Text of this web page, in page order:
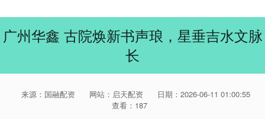
广州华鑫 古院焕新书声琅，星垂吉水文脉
长
来源：国融配资 网站：启天配资
日期：2026-06-11 01:00:55
查看：187